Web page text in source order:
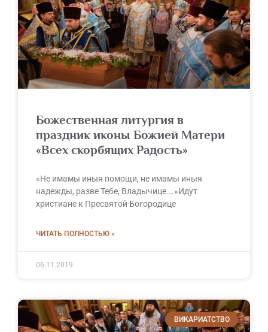
Божественная литургия в
праздник иконы Божией Матери
«Всех скорбящих Радость»
«Не имамы иныя помощи, не имамы иныя
надежды, разве Тебе, Владычице….»Идут
христиане к Пресвятой Богородице
ЧИТАТЬ ПОЛНОСТЬЮ »
06.11.2019
ВИКАРИАТСТВО